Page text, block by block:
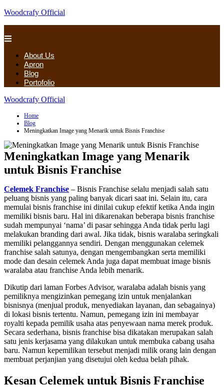
Woodcrafy Official
About Us
Apron
Blog
Portofolio
Woodcrafy Official
Home
Blog
Meningkatkan Image yang Menarik untuk Bisnis Franchise
Meningkatkan Image yang Menarik
untuk Bisnis Franchise
Celemek Franchise – Bisnis Franchise selalu menjadi salah satu
peluang bisnis yang paling banyak dicari saat ini. Selain itu, cara
memulai bisnis franchise ini dinilai cukup efektif ketika Anda ingin
memiliki bisnis baru. Hal ini dikarenakan beberapa bisnis franchise
sudah mempunyai ‘nama’ di pasar sehingga Anda tidak perlu lagi
melakukan branding dari awal. Jika tidak, bisnis waralaba seringkali
memiliki pelanggannya sendiri. Dengan menggunakan celemek
franchise salah satunya, dengan mengembangkan serta memiliki
mode dan desain celemek Anda juga dapat membuat image bisnis
waralaba atau franchise Anda lebih menarik.
Dikutip dari laman Forbes Advisor, waralaba adalah bisnis yang
pemiliknya mengizinkan pemegang izin untuk menjalankan
bisnisnya (menjual produk, menyediakan layanan, dan sebagainya)
di lokasi bisnis tertentu. Namun, pemegang izin ini membayar
royalti kepada pemilik usaha atas penyewaan nama merek produk.
Secara sederhana, bisnis franchise bisa dikatakan merupakan salah
satu jenis kerjasama yang dilakukan untuk membuka cabang usaha
baru. Namun kepemilikan tersebut menjadi milik orang lain dengan
membuat perjanjian yang disetujui oleh kedua belah pihak.
Kesan Celemek untuk Bisnis Franchise